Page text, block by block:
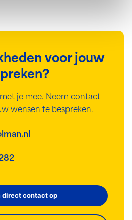
voor jouw
je mee. Neem contact
wensen te bespreken.
direct contact op